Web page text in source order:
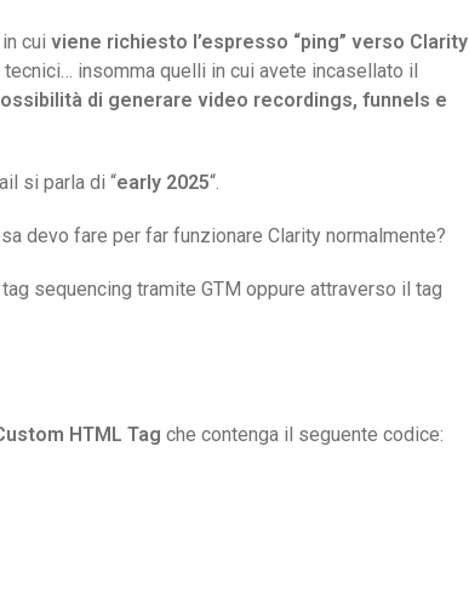
cui viene richiesto l’espresso “ping” verso Clarity
insomma quelli in cui avete incasellato il
di generare video recordings, funnels e
si parla di “early 2025“.
devo fare per far funzionare Clarity normalmente?
sequencing tramite GTM oppure attraverso il tag
HTML Tag che contenga il seguente codice: